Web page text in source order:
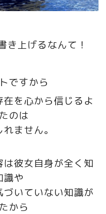
き上げるなんて！
ですから
を心から信じるよ
のは
ません。
彼女自身が全く知
識や
いていない知識が
から